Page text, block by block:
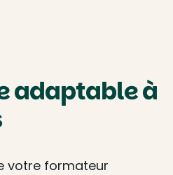
adaptable à
votre formateur